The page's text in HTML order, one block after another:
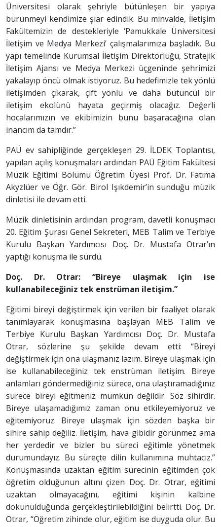
Üniversitesi olarak şehriyle bütünleşen bir yapıya
bürünmeyi kendimize şiar edindik. Bu minvalde, İletişim
Fakültemizin de destekleriyle ‘Pamukkale Üniversitesi
İletişim ve Medya Merkezi’ çalışmalarımıza başladık. Bu
yapı temelinde Kurumsal İletişim Direktörlüğü, Stratejik
İletişim Ajansı ve Medya Merkezi üçgeninde şehrimizi
yakalayıp öncü olmak istiyoruz. Bu hedefimizle tek yönlü
iletişimden çıkarak, çift yönlü ve daha bütüncül bir
iletişim ekolünü hayata geçirmiş olacağız. Değerli
hocalarımızın ve ekibimizin bunu başaracağına olan
inancım da tamdır.”
PAÜ ev sahipliğinde gerçekleşen 29. İLDEK Toplantısı,
yapılan açılış konuşmaları ardından PAÜ Eğitim Fakültesi
Müzik Eğitimi Bölümü Öğretim Üyesi Prof. Dr. Fatıma
Akyzlüer ve Öğr. Gör. Birol Işıkdemir’in sunduğu müzik
dinletisi ile devam etti.
Müzik dinletisinin ardından program, davetli konuşmacı
20. Eğitim Şurası Genel Sekreteri, MEB Talim ve Terbiye
Kurulu Başkan Yardımcısı Doç. Dr. Mustafa Otrar’ın
yaptığı konuşma ile sürdü.
Doç. Dr. Otrar: “Bireye ulaşmak için ise
kullanabileceğiniz tek enstrüman iletişim.”
Eğitimi bireyi değiştirmek için verilen bir faaliyet olarak
tanımlayarak konuşmasına başlayan MEB Talim ve
Terbiye Kurulu Başkan Yardımcısı Doç. Dr. Mustafa
Otrar, sözlerine şu şekilde devam etti: “Bireyi
değiştirmek için ona ulaşmanız lazım. Bireye ulaşmak için
ise kullanabileceğiniz tek enstrüman iletişim. Bireye
anlamları göndermediğiniz sürece, ona ulaştıramadığınız
sürece bireyi eğitmeniz mümkün değildir. Söz sihirdir.
Bireye ulaşamadığımız zaman onu etkileyemiyoruz ve
eğitemiyoruz. Bireye ulaşmak için sözden başka bir
sihire sahip değiliz. İletişim, hava gibidir görünmez ama
her yerdedir ve bizler bu süreci eğitimle yönetmek
durumundayız. Bu süreçte dilin kullanımına muhtacız.”
Konuşmasında uzaktan eğitim sürecinin eğitimden çok
öğretim olduğunun altını çizen Doç. Dr. Otrar, eğitimi
uzaktan olmayacağını, eğitimi kişinin kalbine
dokunulduğunda gerçekleştirilebildiğini belirtti. Doç. Dr.
Otrar, “Öğretim zihinde olur, eğitim ise duyguda olur. Bu